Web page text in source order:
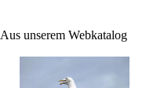
Aus unserem Webkatalog